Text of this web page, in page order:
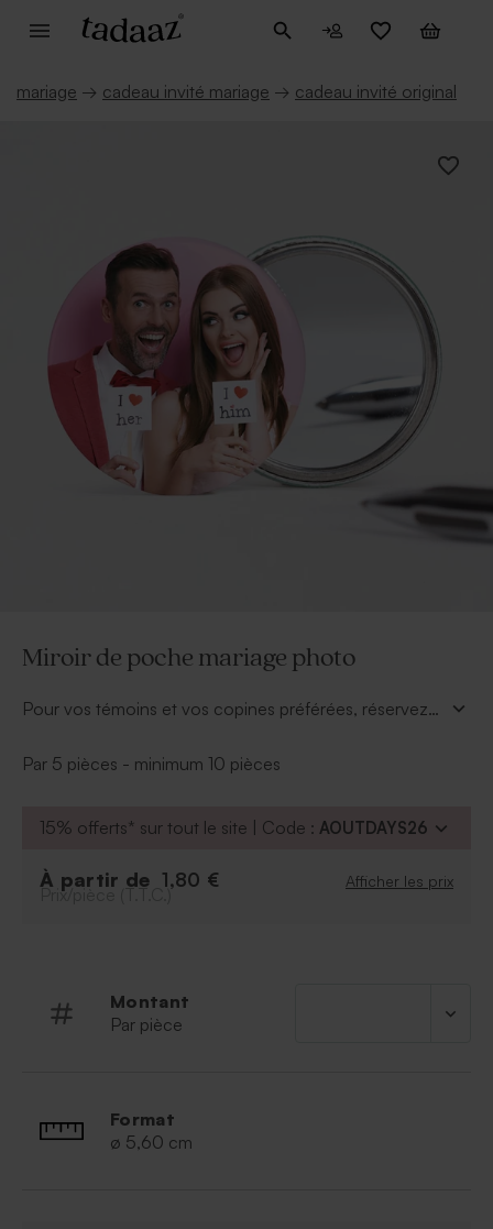
mariage → cadeau invité mariage → cadeau invité original
Miroir de poche mariage photo
Pour vos témoins et vos copines préférées, réservez
de poche mariage photo. Le miroir de poche
personnalisé le miroir avec une jolie photo de votre
Par 5 pièces - minimum 10 pièces
15% offerts* sur tout le site | Code : AOUTDAYS26
À partir de 1,80 € Afficher les prix
Prix/pièce (T.T.C.)
Montant
Par pièce
Format
ø 5,60 cm